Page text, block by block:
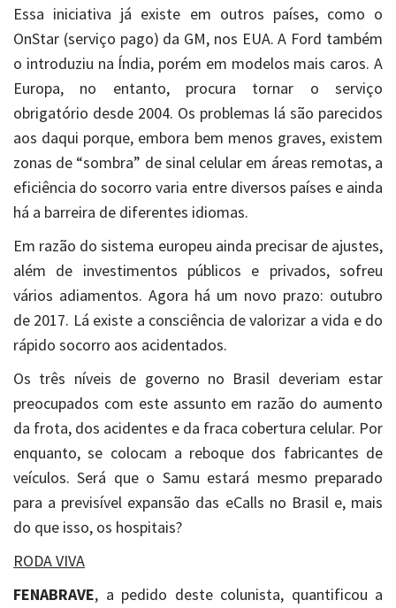
Essa iniciativa já existe em outros países, como o
OnStar (serviço pago) da GM, nos EUA. A Ford também
o introduziu na Índia, porém em modelos mais caros. A
Europa, no entanto, procura tornar o serviço
obrigatório desde 2004. Os problemas lá são parecidos
aos daqui porque, embora bem menos graves, existem
zonas de “sombra” de sinal celular em áreas remotas, a
eficiência do socorro varia entre diversos países e ainda
há a barreira de diferentes idiomas.
Em razão do sistema europeu ainda precisar de ajustes,
além de investimentos públicos e privados, sofreu
vários adiamentos. Agora há um novo prazo: outubro
de 2017. Lá existe a consciência de valorizar a vida e do
rápido socorro aos acidentados.
Os três níveis de governo no Brasil deveriam estar
preocupados com este assunto em razão do aumento
da frota, dos acidentes e da fraca cobertura celular. Por
enquanto, se colocam a reboque dos fabricantes de
veículos. Será que o Samu estará mesmo preparado
para a previsível expansão das eCalls no Brasil e, mais
do que isso, os hospitais?
RODA VIVA
FENABRAVE, a pedido deste colunista, quantificou a